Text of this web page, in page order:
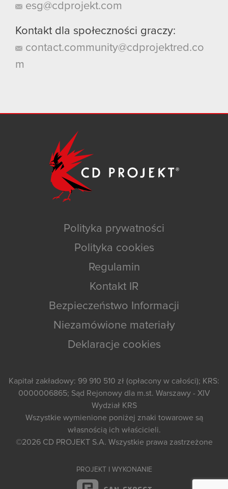
esg@cdprojekt.com
Kontakt dla społeczności graczy:
contact.community@cdprojektred.co
m
Polityka prywatności
Polityka cookies
Regulamin
Kontakt IR
Bezpieczeństwo Informacji
Niezamówione materiały
Deklaracje cookies
Kapitał zakładowy: 99 910 510 zł (opłacony w całości); KRS:
0000006865; Sąd Rejonowy dla m.st. Warszawy - XIV
Wydział KRS
Wszystkie wymienione poniżej znaki towarowe są
własnością ich właścicieli.
©2026 CD PROJEKT S.A. Wszystkie prawa zastrzeżone
PROJEKT I WYKONANIE